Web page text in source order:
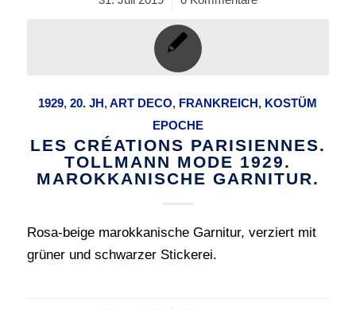
1929,20. JH,ART DECO, FRANKREICH, KOSTÜM
EPOCHE
LES CRÉATIONS PARISIENNES.
TOLLMANN MODE 1929.
MAROKKANISCHE GARNITUR.
Rosa-beige marokkanische Garnitur, verziert mit
grüner und schwarzer Stickerei.